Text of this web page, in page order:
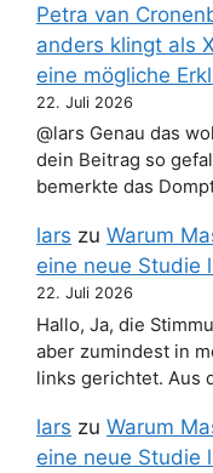
Petra van
anders klingt als
eine mögliche
22. Juli 2026
@lars Genau das
dein Beitrag so
bemerkte das
lars zu Warum
eine neue Studie
22. Juli 2026
Hallo, Ja, die
aber zumindest in
links gerichtet. Aus
lars zu Warum
eine neue Studie